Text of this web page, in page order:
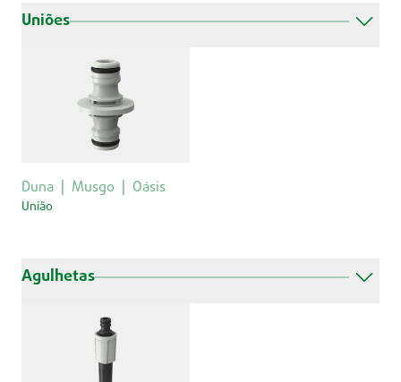
Uniões
Duna Musgo Oásis
União
Agulhetas